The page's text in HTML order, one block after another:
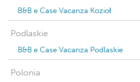
B&B e Case Vacanza Kozioł
Podlaskie
B&B e Case Vacanza Podlaskie
Polonia